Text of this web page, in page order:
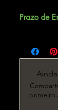
Prazo de
Ainda
primeiro